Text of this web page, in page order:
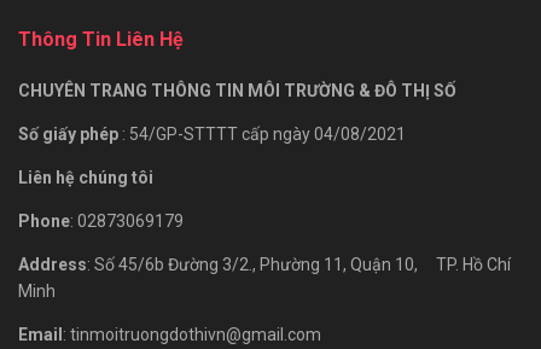
Thông Tin Liên Hệ
CHUYÊN TRANG THÔNG TIN MÔI TRƯỜNG & ĐÔ THỊ SỐ
Số giấy phép : 54/GP-STTTT cấp ngày 04/08/2021
Liên hệ chúng tôi
Phone: 02873069179
Address: Số 45/6b Đường 3/2., Phường 11, Quận 10, TP. Hồ Chí
Minh
Email: tinmoitruongdothivn@gmail.com